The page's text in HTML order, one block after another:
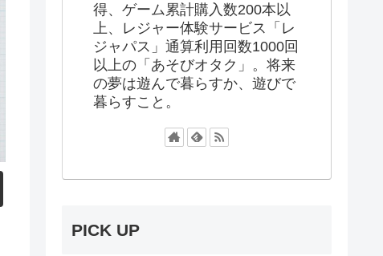
得、ゲーム累計購入数200本以
上、レジャー体験サービス「レ
ジャパス」通算利用回数1000回
以上の「あそびオタク」。将来
の夢は遊んで暮らすか、遊びで
暮らすこと。
PICK UP